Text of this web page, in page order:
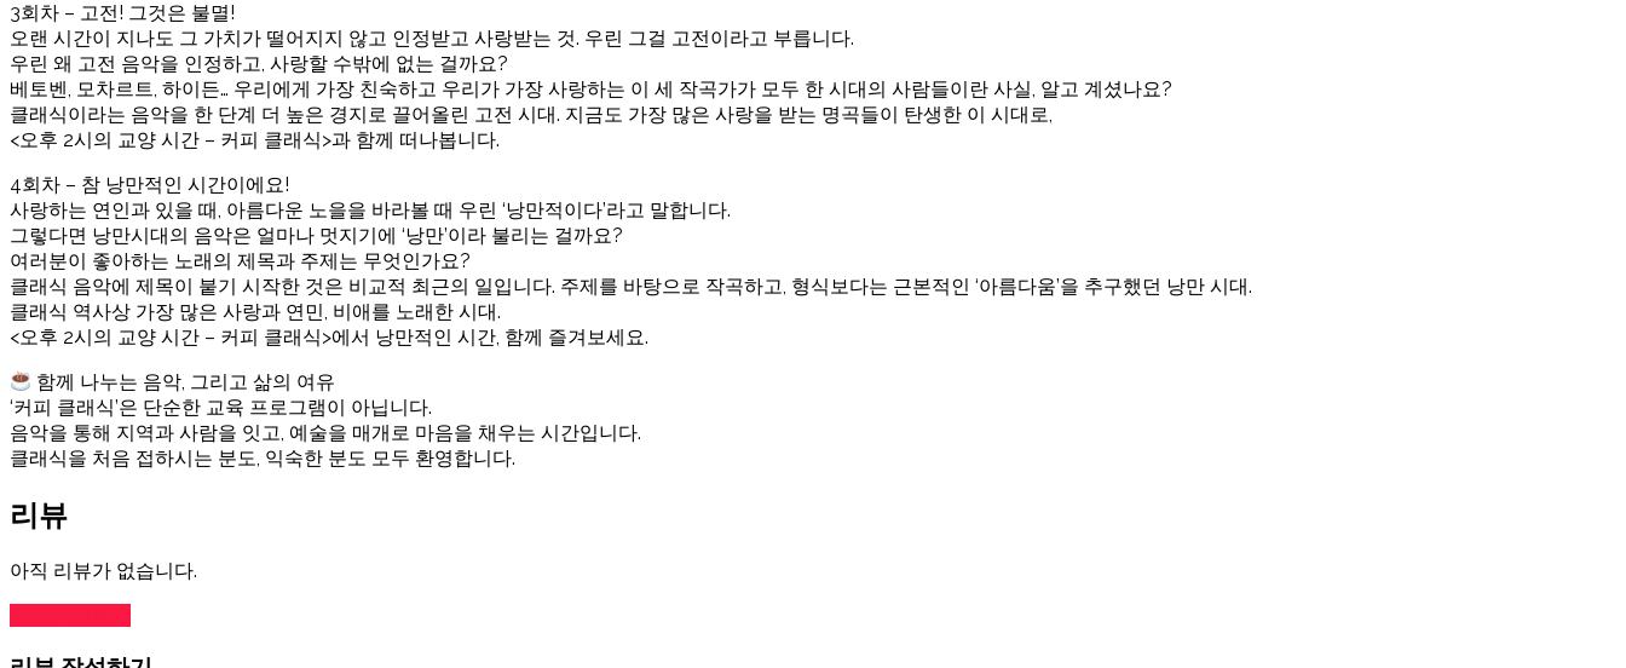
3회차 – 고전! 그것은 불멸!
오랜 시간이 지나도 그 가치가 떨어지지 않고 인정받고 사랑받는 것. 우린 그걸 고전이라고 부릅니다.
우린 왜 고전 음악을 인정하고, 사랑할 수밖에 없는 걸까요?
베토벤, 모차르트, 하이든… 우리에게 가장 친숙하고 우리가 가장 사랑하는 이 세 작곡가가 모두 한 시대의 사람들이란 사실, 알고 계셨나요?
클래식이라는 음악을 한 단계 더 높은 경지로 끌어올린 고전 시대. 지금도 가장 많은 사랑을 받는 명곡들이 탄생한 이 시대로,
<오후 2시의 교양 시간 – 커피 클래식>과 함께 떠나봅니다.
4회차 – 참 낭만적인 시간이에요!
사랑하는 연인과 있을 때, 아름다운 노을을 바라볼 때 우린 ‘낭만적이다’라고 말합니다.
그렇다면 낭만시대의 음악은 얼마나 멋지기에 ‘낭만’이라 불리는 걸까요?
여러분이 좋아하는 노래의 제목과 주제는 무엇인가요?
클래식 음악에 제목이 붙기 시작한 것은 비교적 최근의 일입니다. 주제를 바탕으로 작곡하고, 형식보다는 근본적인 ‘아름다움’을 추구했던 낭만 시대.
클래식 역사상 가장 많은 사랑과 연민, 비애를 노래한 시대.
<오후 2시의 교양 시간 – 커피 클래식>에서 낭만적인 시간, 함께 즐겨보세요.
함께 나누는 음악, 그리고 삶의 여유
‘커피 클래식’은 단순한 교육 프로그램이 아닙니다.
음악을 통해 지역과 사람을 잇고, 예술을 매개로 마음을 채우는 시간입니다.
클래식을 처음 접하시는 분도, 익숙한 분도 모두 환영합니다.
리뷰
아직 리뷰가 없습니다.